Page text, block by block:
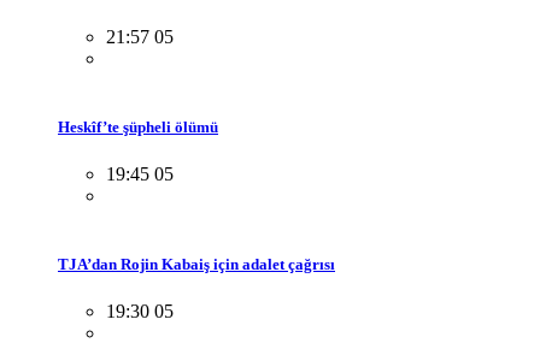
21:57 05
Heskîf’te şüpheli ölümü
19:45 05
TJA’dan Rojin Kabaiş için adalet çağrısı
19:30 05